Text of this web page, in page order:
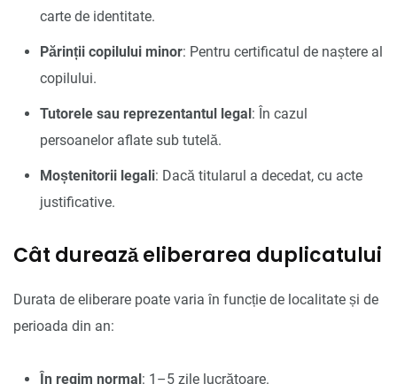
carte de identitate.
Părinții copilului minor: Pentru certificatul de naștere al
copilului.
Tutorele sau reprezentantul legal: În cazul
persoanelor aflate sub tutelă.
Moștenitorii legali: Dacă titularul a decedat, cu acte
justificative.
Cât durează eliberarea duplicatului
Durata de eliberare poate varia în funcție de localitate și de
perioada din an:
În regim normal: 1–5 zile lucrătoare.